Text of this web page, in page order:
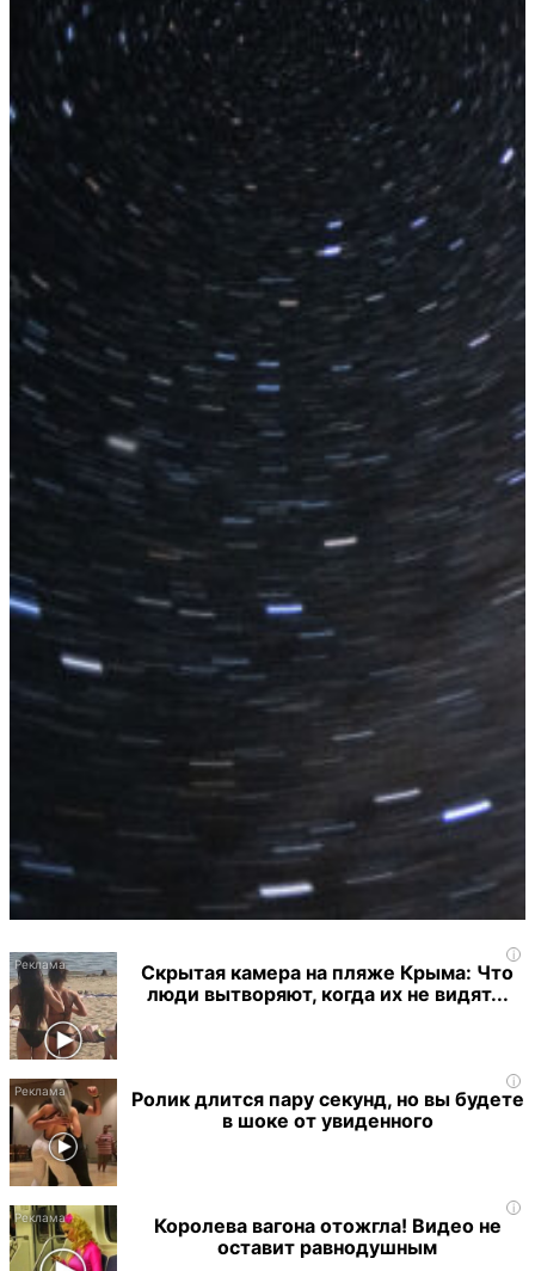
i
Скрытая камера на пляже Крыма: Что
люди вытворяют, когда их не видят...
i
Ролик длится пару секунд, но вы будете
в шоке от увиденного
i
Королева вагона отожгла! Видео не
оставит равнодушным